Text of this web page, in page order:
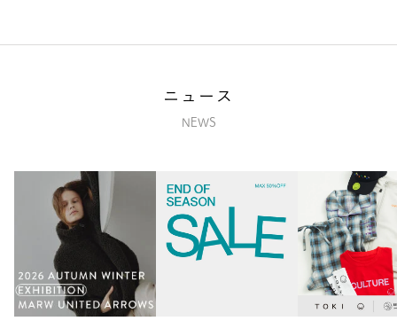
ニュース
NEWS